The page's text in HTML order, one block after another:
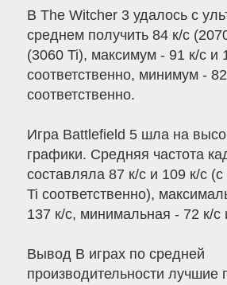
В The Witcher 3 удалось с
среднем получить 84 к/с
(3060 Ti), максимум - 91 к/с и
соответственно, минимум -
соответственно.
Игра Battlefield 5 шла на
графики. Средняя частота
составляла 87 к/с и 109 к/с
Ti соответственно),
137 к/с, минимальная - 72 к/с
Вывод В играх по средней
производительности лучшие